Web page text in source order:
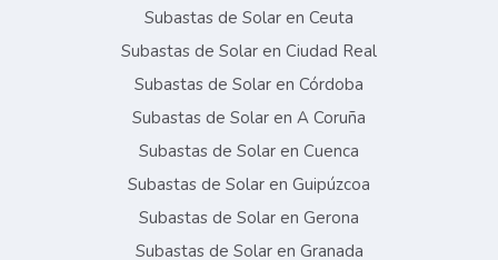
Subastas de Solar en Ceuta
Subastas de Solar en Ciudad Real
Subastas de Solar en Córdoba
Subastas de Solar en A Coruña
Subastas de Solar en Cuenca
Subastas de Solar en Guipúzcoa
Subastas de Solar en Gerona
Subastas de Solar en Granada